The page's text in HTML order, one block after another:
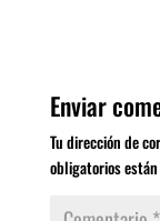
Enviar
Tu dirección de
obligatorios